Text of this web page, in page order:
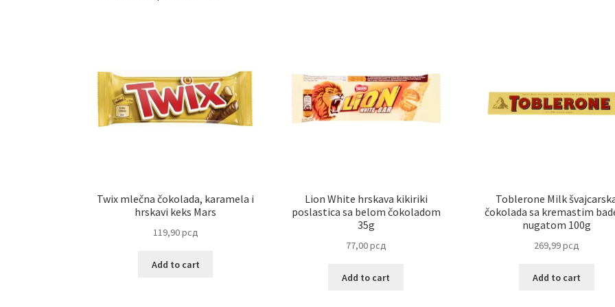
Twix mlečna čokolada, karamela i
hrskavi keks Mars
119,90рсд
Add to cart
Lion White hrskava kikiriki
poslastica sa belom čokoladom
35g
77,00рсд
Add to cart
Toblerone Milk
čokolada sa kremastim
nugatom 100g
269,99рсд
Add to cart